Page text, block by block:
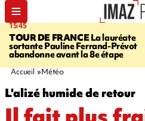
15:45
TOUR DE FRANCELa lauréate
sortante Pauline Ferrand-Prévot
abandonne avant la 8e étape
Accueil Météo
L'alizé humide de retour